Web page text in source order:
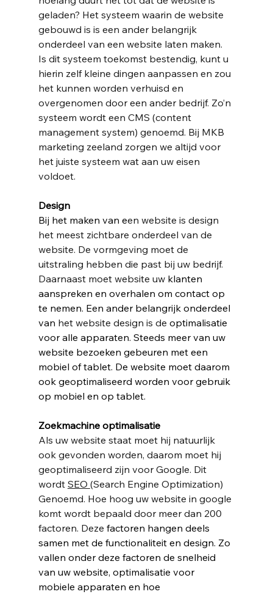
geladen? Het systeem waarin de website
gebouwd is is een ander belangrijk
onderdeel van een website laten maken.
Is dit systeem toekomst bestendig, kunt u
hierin zelf kleine dingen aanpassen en zou
het kunnen worden verhuisd en
overgenomen door een ander bedrijf. Zo’n
systeem wordt een CMS (content
management system) genoemd. Bij MKB
marketing zeeland zorgen we altijd voor
het juiste systeem wat aan uw eisen
voldoet.
Design
Bij het maken van een website is design
het meest zichtbare onderdeel van de
website. De vormgeving moet de
uitstraling hebben die past bij uw bedrijf.
Daarnaast moet website uw klanten
aanspreken en overhalen om contact op
te nemen. Een ander belangrijk onderdeel
van het website design is de optimalisatie
voor alle apparaten. Steeds meer van uw
website bezoeken gebeuren met een
mobiel of tablet. De website moet daarom
ook geoptimaliseerd worden voor gebruik
op mobiel en op tablet.
Zoekmachine optimalisatie
Als uw website staat moet hij natuurlijk
ook gevonden worden, daarom moet hij
geoptimaliseerd zijn voor Google. Dit
wordt SEO (Search Engine Optimization)
Genoemd. Hoe hoog uw website in google
komt wordt bepaald door meer dan 200
factoren. Deze factoren hangen deels
samen met de functionaliteit en design. Zo
vallen onder deze factoren de snelheid
van uw website, optimalisatie voor
mobiele apparaten en hoe